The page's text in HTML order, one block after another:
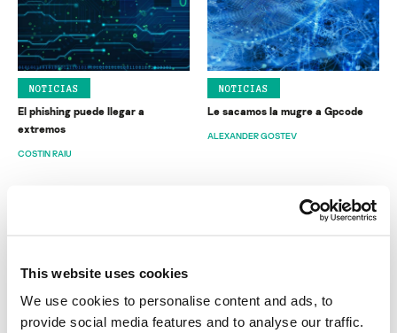
This website uses cookies
We use cookies to personalise content and ads, to
provide social media features and to analyse our traffic.
NOTICIAS
El phishing puede llegar a
extremos
COSTIN RAIU
NOTICIAS
Le sacamos la mugre a Gpcode
ALEXANDER GOSTEV